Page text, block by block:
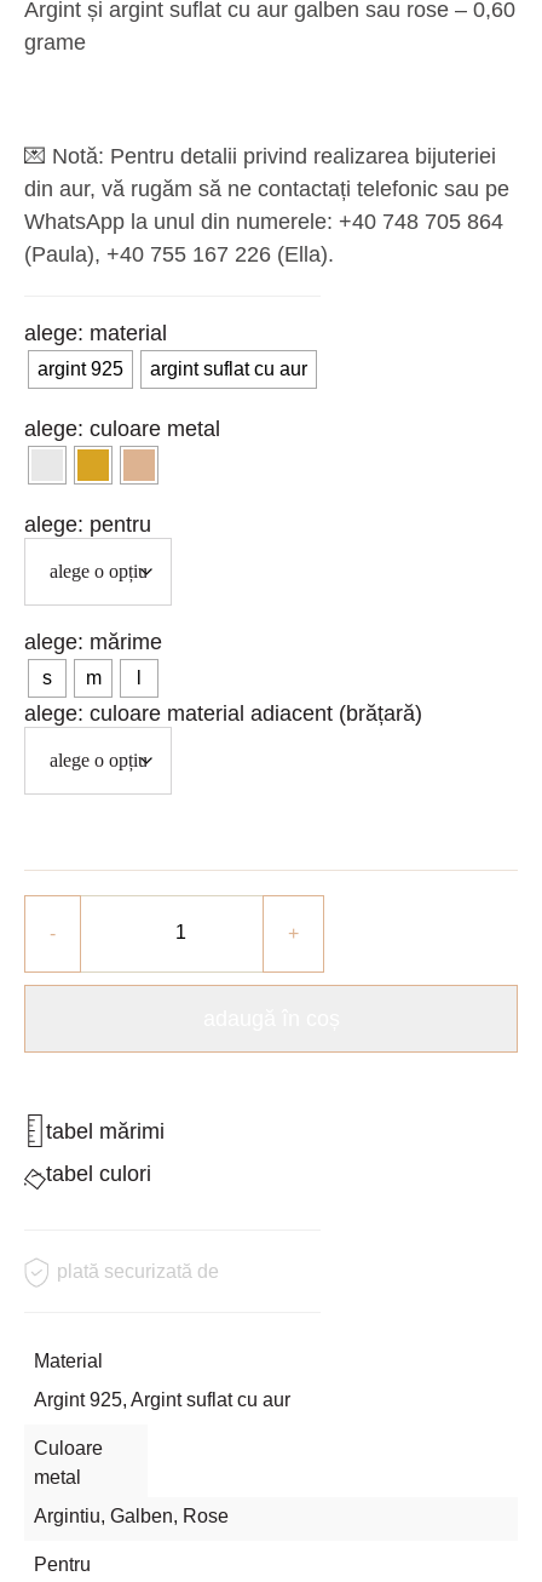
Argint și argint suflat cu aur galben sau rose – 0,60
grame
💌 Notă: Pentru detalii privind realizarea bijuteriei
din aur, vă rugăm să ne contactați telefonic sau pe
WhatsApp la unul din numerele: +40 748 705 864
(Paula), ‪+40 755 167 226‬ (Ella).
material
argint 925 argint suflat cu aur
culoare metal
pentru
mărime
s m
culoare material adiacent (brățară)
tabel mărimi
tabel culori
plată securizată de
Material
Argint 925, Argint suflat cu aur
Culoare
metal
Argintiu, Galben, Rose
Pentru